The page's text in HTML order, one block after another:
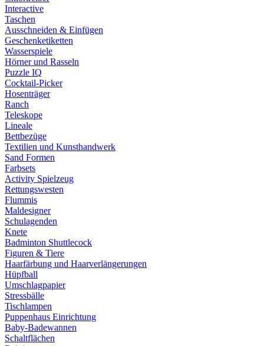
Interactive
Taschen
Ausschneiden & Einfügen
Geschenketiketten
Wasserspiele
Hörner und Rasseln
Puzzle IQ
Cocktail-Picker
Hosenträger
Ranch
Teleskope
Lineale
Bettbezüge
Textilien und Kunsthandwerk
Sand Formen
Farbsets
Activity Spielzeug
Rettungswesten
Flummis
Maldesigner
Schulagenden
Knete
Badminton Shuttlecock
Figuren & Tiere
Haarfärbung und Haarverlängerungen
Hüpfball
Umschlagpapier
Stressbälle
Tischlampen
Puppenhaus Einrichtung
Baby-Badewannen
Schaltflächen